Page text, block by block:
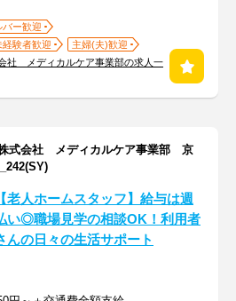
バー歓迎
経験者歓迎
主婦(夫)歓迎
社 メディカルケア事業部の求人一
株式会社 メディカルケア事業部 京
【老人ホームスタッフ】給与は週
い◎職場見学の相談OK！利用者
んの日々の生活サポート